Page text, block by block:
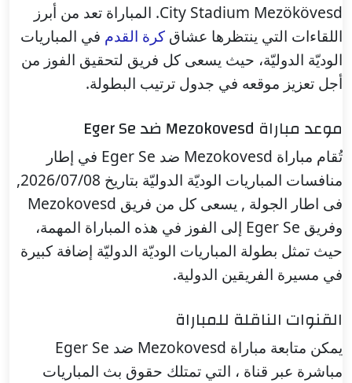
City Stadium Mezökövesd. المباراة تعد من أبرز
اللقاءات التي ينتظرها عشاق كرة القدم في المباريات
الوديّة الدوليّة، حيث يسعى كل فريق لتحقيق الفوز من
أجل تعزيز موقعه في جدول ترتيب البطولة.
موعد مباراة Mezokovesd ضد Eger Se
تُقام مباراة Mezokovesd ضد Eger Se في إطار
منافسات المباريات الوديّة الدوليّة بتاريخ 2026/07/08,
فى اطار الجولة , يسعى كل من فريق Mezokovesd
وفريق Eger Se إلى الفوز في هذه المباراة المهمة،
حيث تمثل بطولة المباريات الوديّة الدوليّة إضافة كبيرة
في مسيرة الفريقين الدولية.
القنوات الناقلة للمباراة
يمكن متابعة مباراة Mezokovesd ضد Eger Se
مباشرة عبر قناة ، التي تمتلك حقوق بث المباريات